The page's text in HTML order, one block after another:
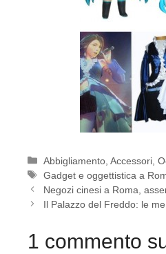
Categorie
Abbigliamento ,Accessori ,
Tag
Gadget e oggettistica a
Negozi cinesi a Roma,
Il Palazzo del Freddo: le
1 commento